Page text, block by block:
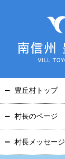
豊丘村トップ
村長のページ
村長メッセージ